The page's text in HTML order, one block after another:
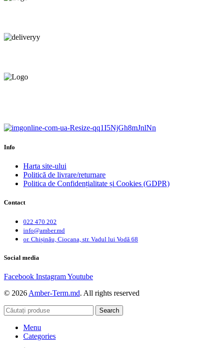
Info
Harta site-ului
Politică de livrare/returnare
Politica de Confidențialitate și Cookies (GDPR)
Contact
022 470 202
info@amber.md
or. Chișinău, Ciocana, str. Vadul lui Vodă 68
Social media
Facebook InstagramYoutube
© 2026 Amber-Term.md. All rights reserved
Search
Menu
Categories